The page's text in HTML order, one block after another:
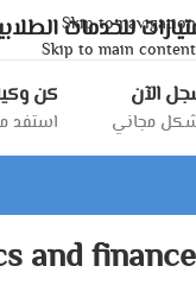
Skip to navigation
Skip to main content
للخدمات
الآن
مجاني
كن
استفد
and finance